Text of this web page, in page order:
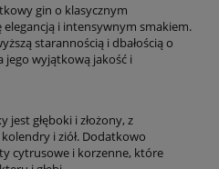
gin o klasycznym
i intensywnym smakiem.
starannością i dbałością o
jego wyjątkową jakość i
głęboki i złożony, z
i ziół. Dodatkowo
cytrusowe i korzenne, które